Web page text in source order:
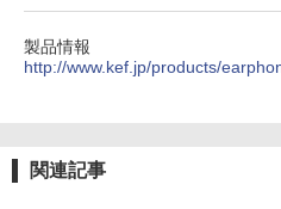
製品情報
http://www.kef.jp/products/
関連記事